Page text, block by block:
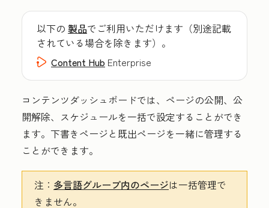
以下の 製品でご利用いただけます（別途記載
されている場合を除きます）。
Content Hub Enterprise
コンテンツダッシュボードでは、ページの公開、公
開解除、スケジュールを一括で設定することができ
ます。下書きページと既出ページを一緒に管理する
ことができます。
注： 多言語グループ内のページは一括管理で
きません。